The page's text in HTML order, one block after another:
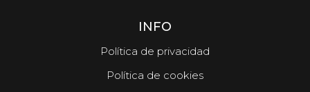
INFO
Política de privacidad
Política de cookies